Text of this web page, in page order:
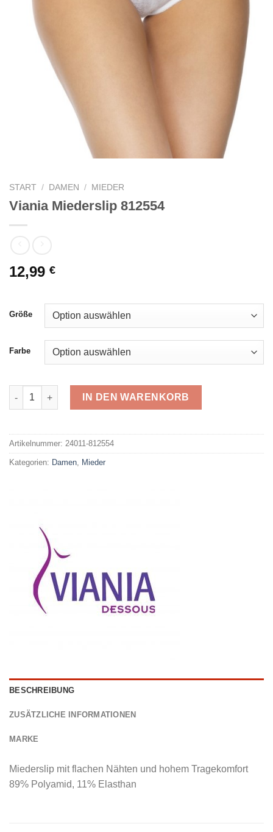
START / DAMEN / MIEDER
Viania Miederslip 812554
12,99 €
Größe
Farbe
Viania Miederslip 812554 Menge
IN DEN WARENKORB
Artikelnummer: 24011-812554
Kategorien: Damen, Mieder
BESCHREIBUNG
ZUSÄTZLICHE INFORMATIONEN
MARKE
Miederslip mit flachen Nähten und hohem Tragekomfort
89% Polyamid, 11% Elasthan